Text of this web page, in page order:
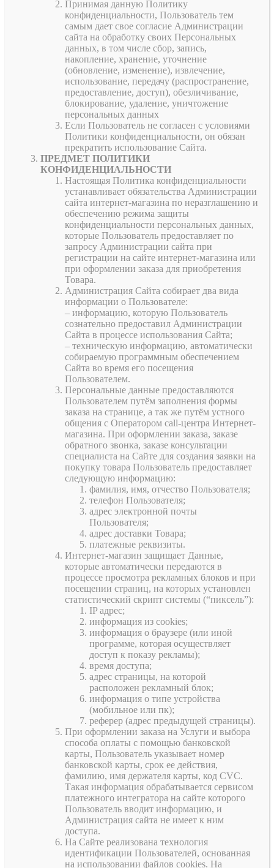
Принимая данную Политику
конфиденциальности, Пользователь тем
самым дает свое согласие Администрации
сайта на обработку своих Персональных
данных, в том числе сбор, запись,
накопление, хранение, уточнение
(обновление, изменение), извлечение,
использование, передачу (распространение,
предоставление, доступ), обезличивание,
блокирование, удаление, уничтожение
персональных данных
Если Пользователь не согласен с условиями
Политики конфиденциальности, он обязан
прекратить использование Сайта.
ПРЕДМЕТ ПОЛИТИКИ
КОНФИДЕНЦИАЛЬНОСТИ
Настоящая Политика конфиденциальности
устанавливает обязательства Администрации
сайта интернет-магазина по неразглашению и
обеспечению режима защиты
конфиденциальности персональных данных,
которые Пользователь предоставляет по
запросу Администрации сайта при
регистрации на сайте интернет-магазина или
при оформлении заказа для приобретения
Товара.
Администрация Сайта собирает два вида
информации о Пользователе:
– информацию, которую Пользователь
сознательно предоставил Администрации
Сайта в процессе использования Сайта;
– техническую информацию, автоматически
собираемую программным обеспечением
Сайта во время его посещения
Пользователем.
Персональные данные предоставляются
Пользователем путём заполнения формы
заказа на странице, а так же путём устного
общения с Оператором call-центра Интернет-
магазина. При оформлении заказа, заказе
обратного звонка, заказе консультации
специалиста на Сайте для создания заявки на
покупку товара Пользователь предоставляет
следующую информацию:
фамилия, имя, отчество Пользователя;
телефон Пользователя;
адрес электронной почты
Пользователя;
адрес доставки Товара;
платежные реквизиты.
Интернет-магазин защищает Данные,
которые автоматически передаются в
процессе просмотра рекламных блоков и при
посещении страниц, на которых установлен
статистический скрипт системы (“пиксель”):
IP адрес;
информация из cookies;
информация о браузере (или иной
программе, которая осуществляет
доступ к показу рекламы);
время доступа;
адрес страницы, на которой
расположен рекламный блок;
информация о типе устройства
(мобильное или пк);
реферер (адрес предыдущей страницы).
При оформлении заказа на Услуги и выбора
способа оплаты с помощью банковской
карты, Пользователь указывает номер
банковской карты, срок ее действия,
фамилию, имя держателя карты, код CVC.
Такая информация обрабатывается сервисом
платежного интегратора на сайте которого
Пользователь вводит информацию, и
Администрация сайта не имеет к ним
доступа.
На Сайте реализована технология
идентификации Пользователей, основанная
на использовании файлов cookies. На